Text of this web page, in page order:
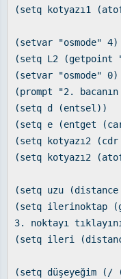
(setq kotyazı1
(setvar "osmode" 4)
(setq L2 (getpoint
(setvar "osmode" 0)
(prompt "2.
(setq d (entsel))
(setq e (entget
(setq kotyazı2
(setq kotyazı2
(setq uzu
(setq ilerinoktap
3. noktayı
(setq ileri
(setq düşeyeğim (/